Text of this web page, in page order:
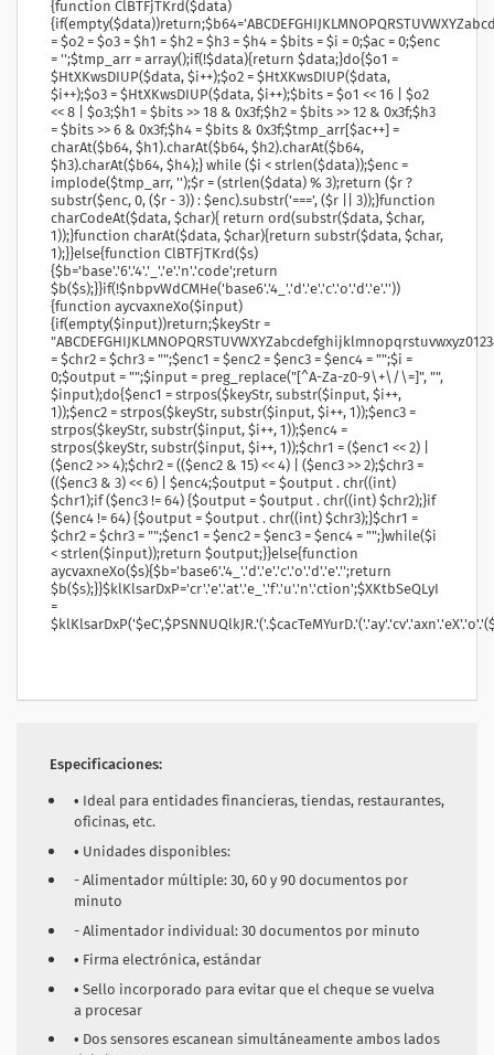
Especificaciones:
• Ideal para entidades financieras, tiendas, restaurantes,
oficinas, etc.
• Unidades disponibles:
- Alimentador múltiple: 30, 60 y 90 documentos por
minuto
- Alimentador individual: 30 documentos por minuto
• Firma electrónica, estándar
• Sello incorporado para evitar que el cheque se vuelva
a procesar
• Dos sensores escanean simultáneamente ambos lados